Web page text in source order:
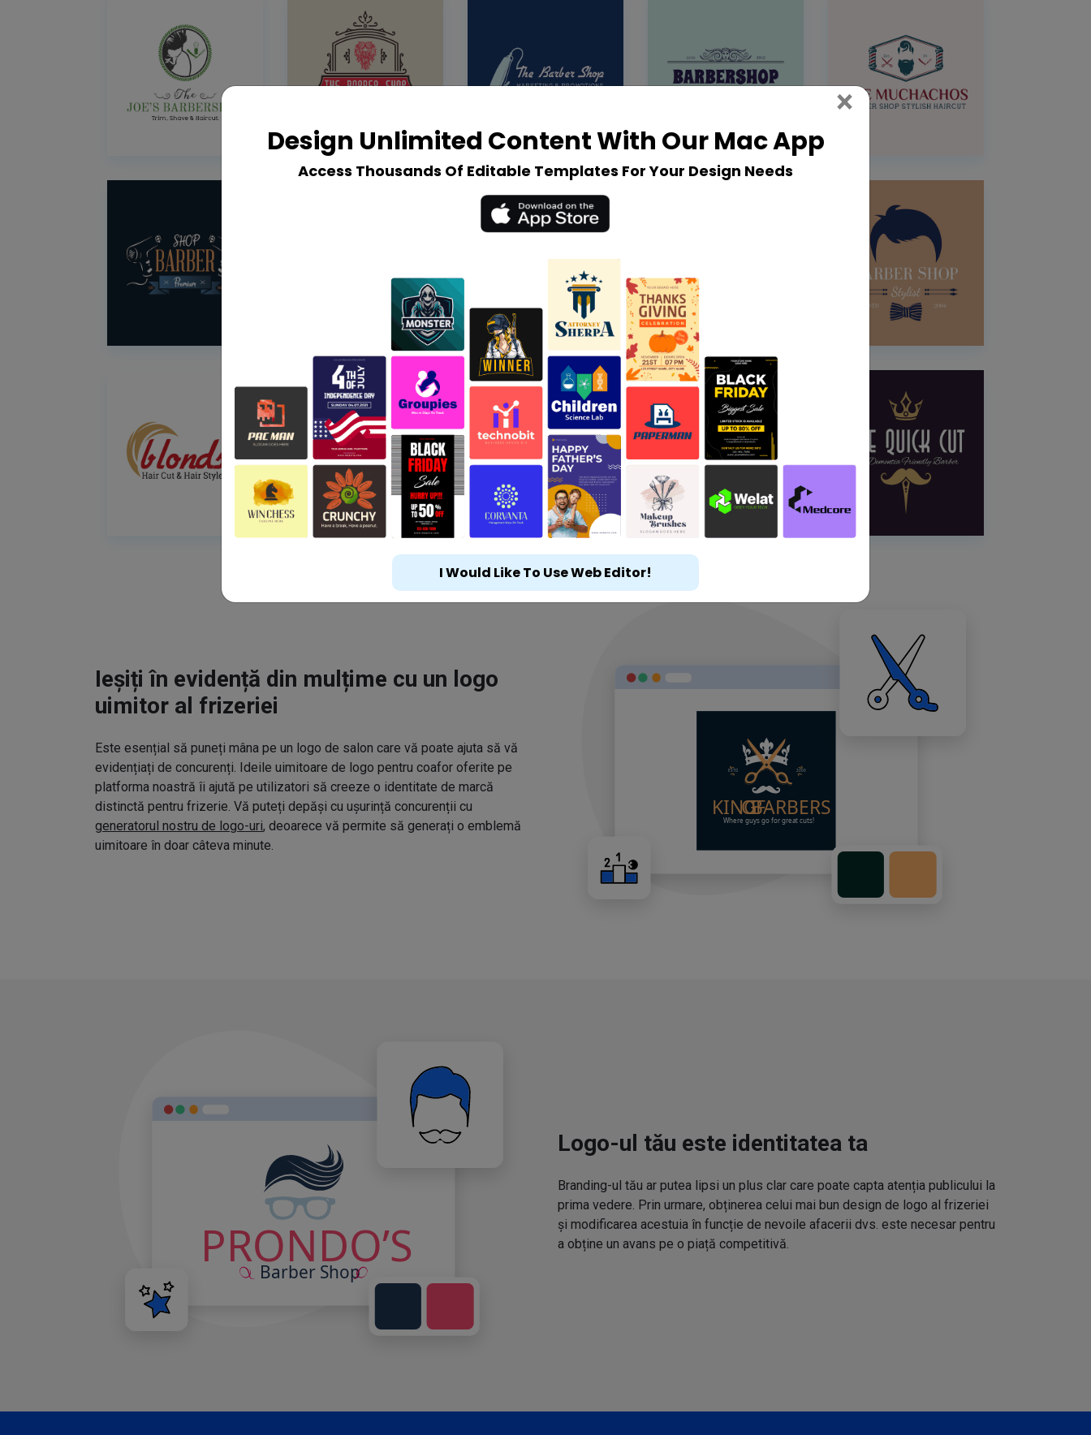
Ieșiți în evidență din mulțime cu un logo
uimitor al frizeriei
Este esențial să puneți mâna pe un logo de salon care vă poate ajuta să vă
evidențiați de concurenți. Ideile uimitoare de logo pentru coafor oferite pe
platforma noastră îi ajută pe utilizatori să creeze o identitate de marcă
distinctă pentru frizerie. Vă puteți depăși cu ușurință concurenții cu
generatorul nostru de logo-uri, deoarece vă permite să generați o emblemă
uimitoare în doar câteva minute.
Logo-ul tău este identitatea ta
Branding-ul tău ar putea lipsi un plus clar care poate capta atenția publicului la
prima vedere. Prin urmare, obținerea celui mai bun design de logo al frizeriei
și modificarea acestuia în funcție de nevoile afacerii dvs. este necesar pentru
a obține un avans pe o piață competitivă.
Design Unlimited Content With Our Mac App
Access Thousands Of Editable Templates For Your Design Needs
× Close
I Would Like To Use Web Editor!